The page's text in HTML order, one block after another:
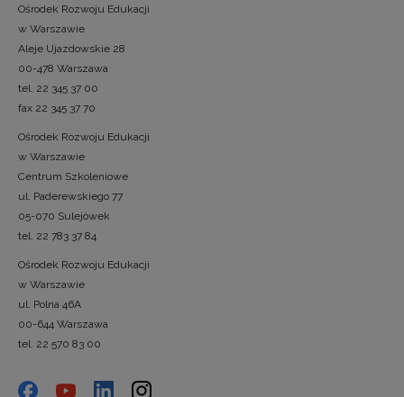
Ośrodek Rozwoju Edukacji
w Warszawie
Aleje Ujazdowskie 28
00-478 Warszawa
tel. 22 345 37 00
fax 22 345 37 70
Ośrodek Rozwoju Edukacji
w Warszawie
Centrum Szkoleniowe
ul. Paderewskiego 77
05-070 Sulejówek
tel. 22 783 37 84
Ośrodek Rozwoju Edukacji
w Warszawie
ul. Polna 46A
00-644 Warszawa
tel. 22 570 83 00